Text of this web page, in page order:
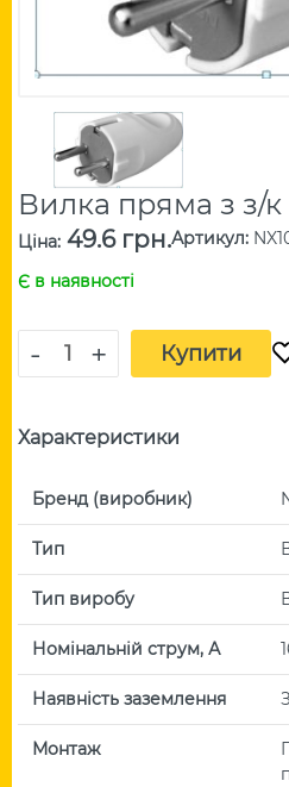
Вилка пряма з з/к
Ціна: 49.6 грн.Артикул:
Є в наявності
- + Купити
Характеристики
Бренд (виробник)
Тип
Тип виробу
Номінальній струм, А
Наявність заземлення
Монтаж